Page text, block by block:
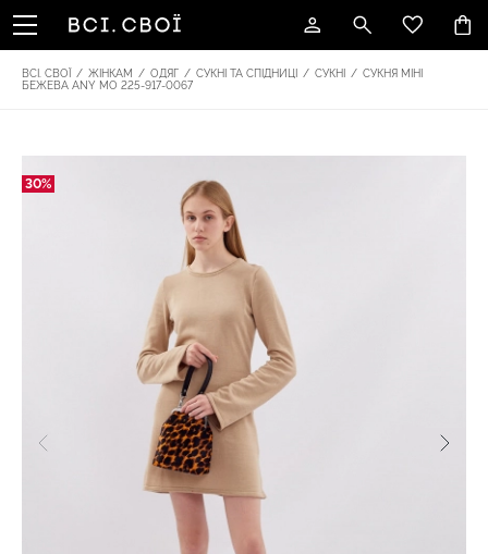
ВСІ. СВОЇ / ЖІНКАМ / ОДЯГ / СУКНІ ТА СПІДНИЦІ / СУКНІ / СУКНЯ МІНІ
БЕЖЕВА ANY MO 225-917-0067
30%